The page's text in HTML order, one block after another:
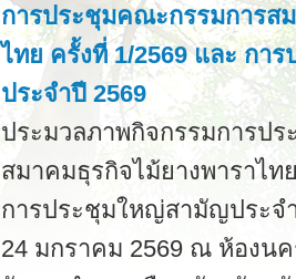
การประชุมคณะกรรมการส
ไทย ครั้งที่ 1/2569 และ กา
ประจำปี 2569
ประมวลภาพกิจกรรมการป
สมาคมธุรกิจไม้ยางพาราไท
การประชุมใหญ่สามัญประจ
24 มกราคม 2569 ณ ห้องน